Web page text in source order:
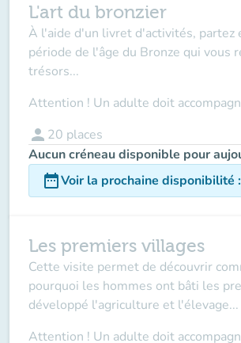
L'art du bronzier
À l'aide d'un livret d'activités, partez
période de l'âge du Bronze qui vous
trésors...
Attention ! Un adulte doit
person 20 places
Aucun créneau disponible pour
date_rangeVoir la prochaine disponibilité :
Les premiers villages
Cette visite permet de découvrir
pourquoi les hommes ont bâti les
développé l'agriculture et l'élevage...
Attention ! Un adulte doit